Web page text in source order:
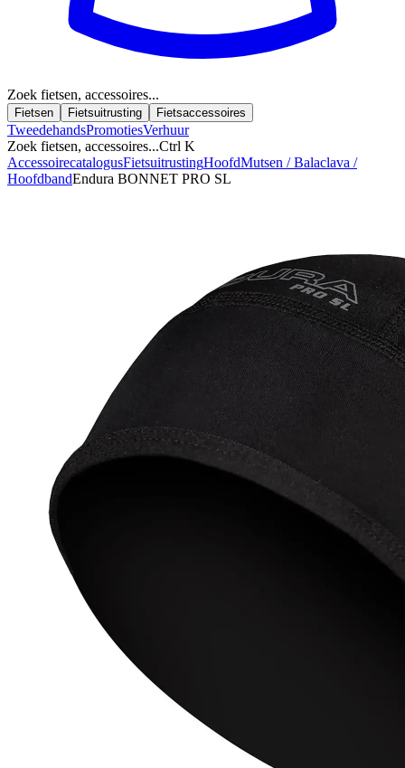
Zoek fietsen, accessoires...
Fietsen Fietsuitrusting Fietsaccessoires
TweedehandsPromotiesVerhuur
Zoek fietsen, accessoires...Ctrl K
AccessoirecatalogusFietsuitrustingHoofdMutsen / Balaclava /
HoofdbandEndura BONNET PRO SL